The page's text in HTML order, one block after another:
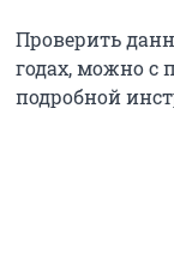
Проверить
годах, можно с
подробной